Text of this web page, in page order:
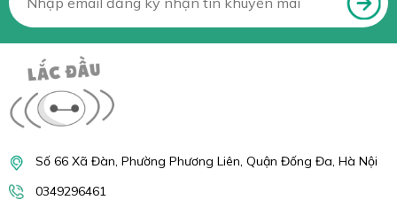
Số 66 Xã Đàn, Phường Phương Liên, Quận Đống Đa, Hà Nội
0349296461